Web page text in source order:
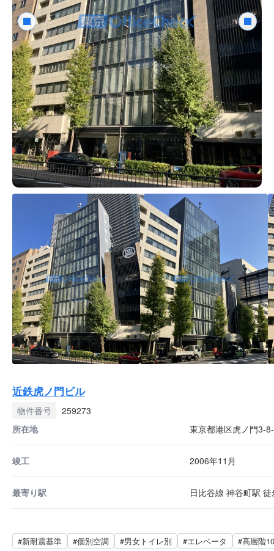
近鉄虎ノ門ビル
物件番号
259273
所在地
東京都港区虎ノ門3-
竣工 2006年11月
最寄り駅 日比谷線 神谷町駅
#新耐震基準 #個別空調 #男女トイレ別 #エレベータ #高層階